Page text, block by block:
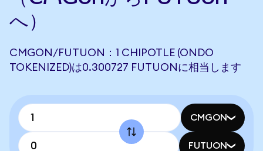
へ）
CMGON/FUTUON：1 CHIPOTLE (ONDO
TOKENIZED)は0.300727 FUTUONに相当します
CMGON
FUTUON